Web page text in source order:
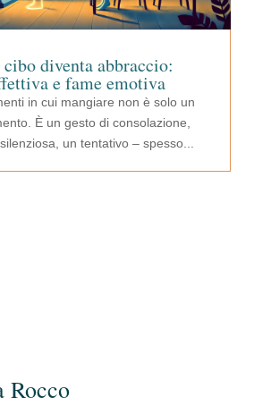
diventa abbraccio:
e fame emotiva
in cui mangiare non è solo un
È un gesto di consolazione,
un tentativo – spesso...
Rocco